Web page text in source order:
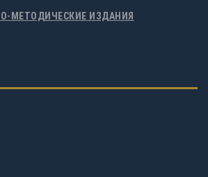
МЕТОДИЧЕСКИЕ ИЗДАНИЯ